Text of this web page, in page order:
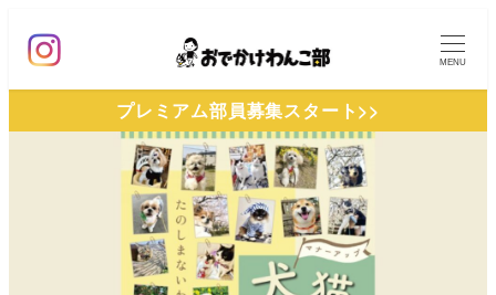
ン
MENU
プレミアム部員募集スタート>>